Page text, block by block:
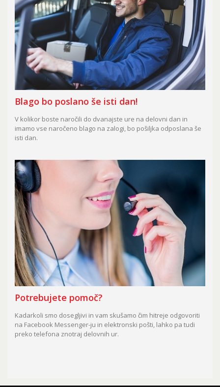
Blago bo poslano še isti dan!
V kolikor boste naročili do dvanajste ure na delovni dan in
imamo vse naročeno blago na zalogi, bo pošiljka odposlana še
isti dan.
Potrebujete pomoč?
Kadarkoli smo dosegljivi in vam skušamo čim hitreje odgovoriti
na Facebook Messenger-ju in elektronski pošti, lahko pa tudi
preko telefona znotraj delovnih ur.